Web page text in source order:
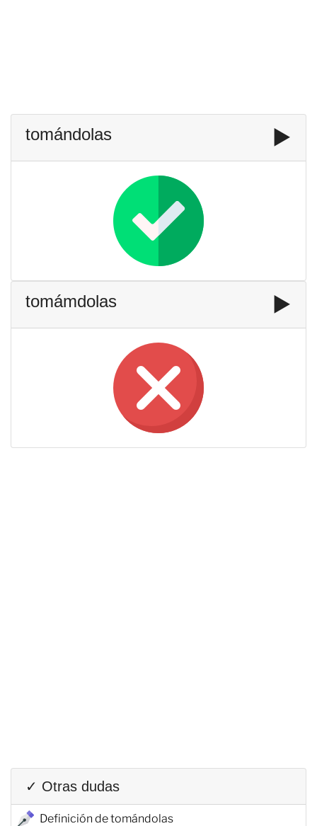
tomándolas ▶️
tomámdolas ▶️
✓ Otras dudas
Definición de tomándolas